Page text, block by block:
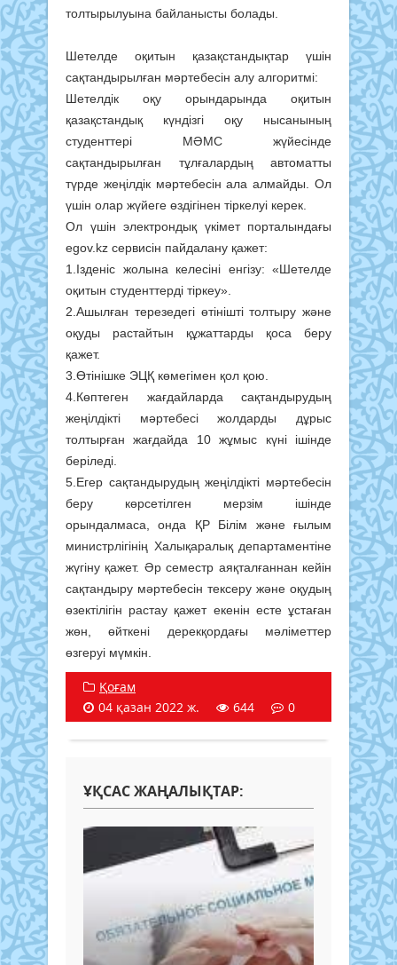
толтырылуына байланысты болады.
Шетелде оқитын қазақстандықтар үшін
сақтандырылған мәртебесін алу алгоритмі:
Шетелдік оқу орындарында оқитын
қазақстандық күндізгі оқу нысанының
студенттері МӘМС жүйесінде
сақтандырылған тұлғалардың автоматты
түрде жеңілдік мәртебесін ала алмайды. Ол
үшін олар жүйеге өздігінен тіркелуі керек.
Ол үшін электрондық үкімет порталындағы
egov.kz сервисін пайдалану қажет:
1.Ізденіс жолына келесіні енгізу: «Шетелде
оқитын студенттерді тіркеу».
2.Ашылған терезедегі өтінішті толтыру және
оқуды растайтын құжаттарды қоса беру
қажет.
3.Өтінішке ЭЦҚ көмегімен қол қою.
4.Көптеген жағдайларда сақтандырудың
жеңілдікті мәртебесі жолдарды дұрыс
толтырған жағдайда 10 жұмыс күні ішінде
беріледі.
5.Егер сақтандырудың жеңілдікті мәртебесін
беру көрсетілген мерзім ішінде
орындалмаса, онда ҚР Білім және ғылым
министрлігінің Халықаралық департаментіне
жүгіну қажет. Әр семестр аяқталғаннан кейін
сақтандыру мәртебесін тексеру және оқудың
өзектілігін растау қажет екенін есте ұстаған
жөн, өйткені дерекқордағы мәліметтер
өзгеруі мүмкін.
Қоғам
04 қазан 2022 ж.
644 0
ҰҚСАС ЖАҢАЛЫҚТАР: